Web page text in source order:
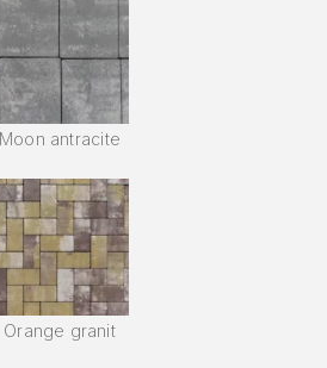
Moon antracite
Orange granit